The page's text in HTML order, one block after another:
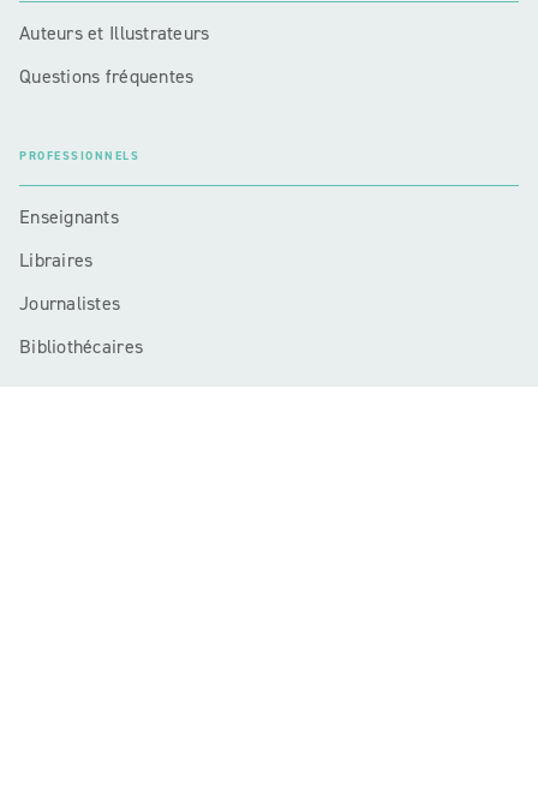
Auteurs et Illustrateurs
Questions fréquentes
PROFESSIONNELS
Enseignants
Libraires
Journalistes
Bibliothécaires